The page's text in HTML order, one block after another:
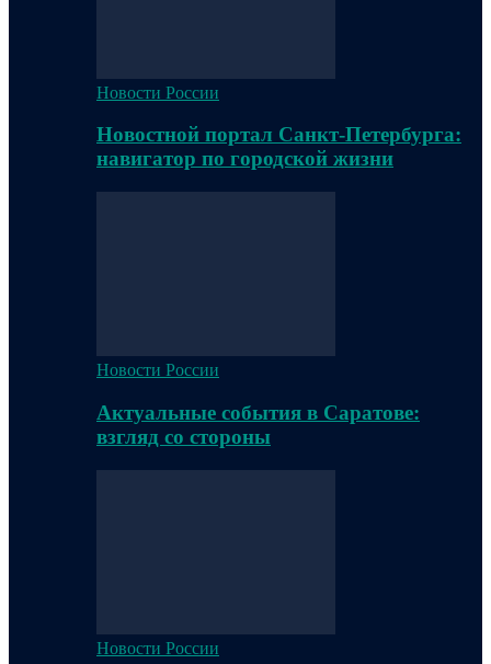
Новости России
Новостной портал Санкт-Петербурга:
навигатор по городской жизни
Новости России
Актуальные события в Саратове:
взгляд со стороны
Новости России